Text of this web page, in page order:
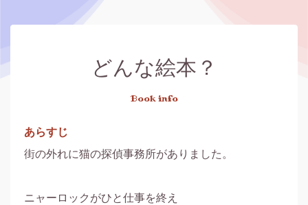
どんな絵本？
Book info
あらすじ
街の外れに猫の探偵事務所がありました。
ニャーロックがひと仕事を終え